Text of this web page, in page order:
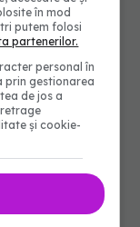
în mod
putem folosi
partenerilor.
personal în
prin gestionarea
de jos a
și cookie-